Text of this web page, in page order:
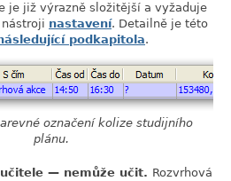
je již výrazně složitější a vyžaduje
nastavení. Detailně je této
podkapitola.
označení kolize studijního
plánu.
— nemůže učit. Rozvrhová